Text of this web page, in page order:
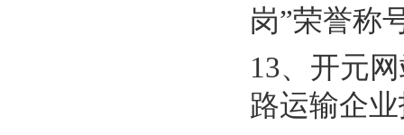
岗”荣誉称
13、开元
路运输企